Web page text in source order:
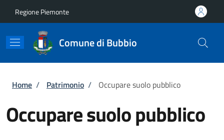
Regione Piemonte
Comune di Bubbio
Briciole di pane
Home / Patrimonio / Occupare suolo pubblico
Occupare suolo pubblico